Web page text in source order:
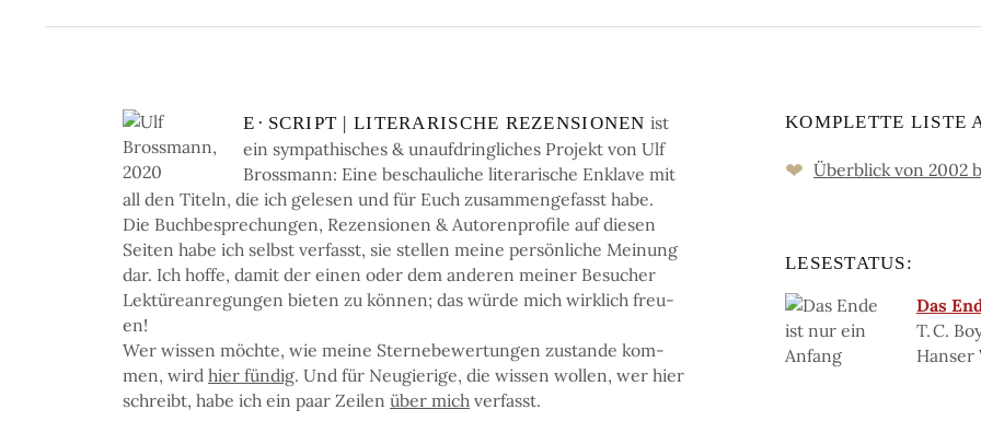
E · SCRIPT | LI­TE­RA­RI­SCHE RE­ZEN­SIO­NEN ist
ein sym­pa­thi­sches & un­auf­dring­li­ches Pro­jekt von Ulf
Bross­mann: Eine be­schau­li­che li­te­ra­ri­sche En­kla­ve mit
all den Ti­teln, die ich ge­le­sen und für Euch zu­sam­men­ge­fasst habe.
Die Buch­be­spre­chun­gen, Re­zen­sio­nen & Auto­ren­pro­fi­le auf die­sen
Sei­ten ha­be ich selbst ver­fasst, sie stel­len mei­ne persön­li­che Mei­nung
dar. Ich hof­fe, da­mit der einen oder dem an­de­ren mei­ner Be­su­cher
Lek­türe­an­re­gun­gen bie­ten zu kön­nen; das wür­de mich wirk­lich freu­
en!
Wer wis­sen möchte, wie mei­ne Ster­ne­be­wer­tun­gen zu­stan­de kom­
men, wird hier fün­dig. Und für Neu­gie­ri­ge, die wis­sen wol­len, wer hier
schreibt, ha­be ich ein paar Zei­len über mich ver­fasst.
KOMPLETTE LISTE
❤ Überblick von 2002
LESESTATUS:
Das
T. C.
Hanser